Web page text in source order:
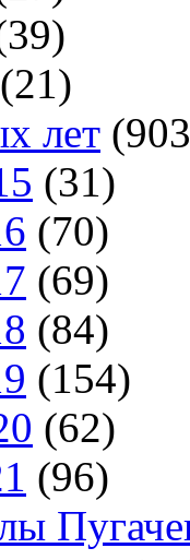
(21)
лет
(31)
(70)
(69)
(84)
(154)
(62)
(96)